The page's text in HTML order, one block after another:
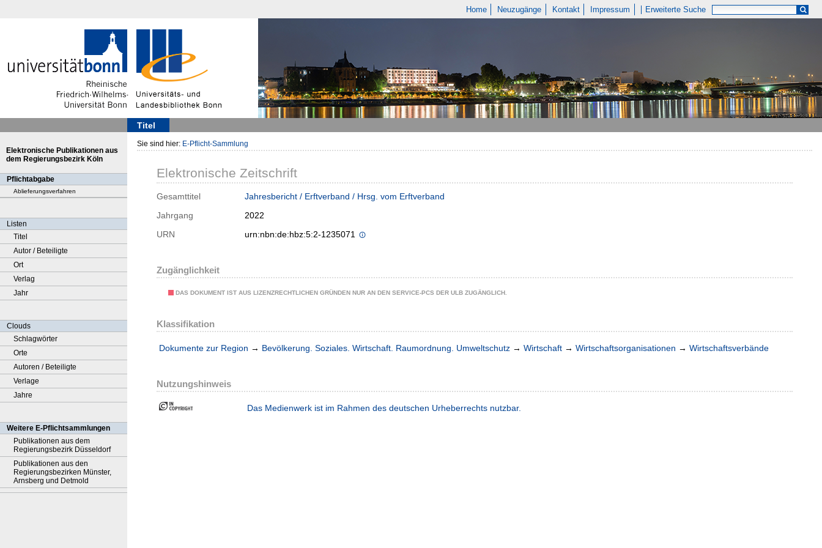
Home Neuzugänge Kontakt Impressum Erweiterte Suche
Titel
Elektronische Publikationen aus
dem Regierungsbezirk Köln
Pflichtabgabe
Ablieferungsverfahren
Listen
Titel
Autor / Beteiligte
Ort
Verlag
Jahr
Clouds
Schlagwörter
Orte
Autoren / Beteiligte
Verlage
Jahre
Weitere E-Pflichtsammlungen
Publikationen aus dem
Regierungsbezirk Düsseldorf
Publikationen aus den
Regierungsbezirken Münster,
Arnsberg und Detmold
Sie sind hier: E-Pflicht-Sammlung
Elektronische Zeitschrift
Gesamttitel
Jahresbericht / Erftverband / Hrsg. vom Erftverband
Jahrgang
2022
URN
urn:nbn:de:hbz:5:2-1235071
Zugänglichkeit
DAS DOKUMENT IST AUS LIZENZRECHTLICHEN GRÜNDEN NUR AN DEN SERVICE-PCS DER ULB ZUGÄNGLICH.
Klassifikation
Dokumente zur Region → Bevölkerung. Soziales. Wirtschaft. Raumordnung. Umweltschutz → Wirtschaft → Wirtschaftsorganisationen → Wirtschaftsverbände
Nutzungshinweis
Das Medienwerk ist im Rahmen des deutschen Urheberrechts nutzbar.